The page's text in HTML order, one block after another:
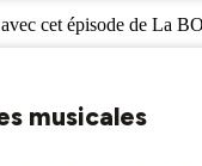
cet épisode de La